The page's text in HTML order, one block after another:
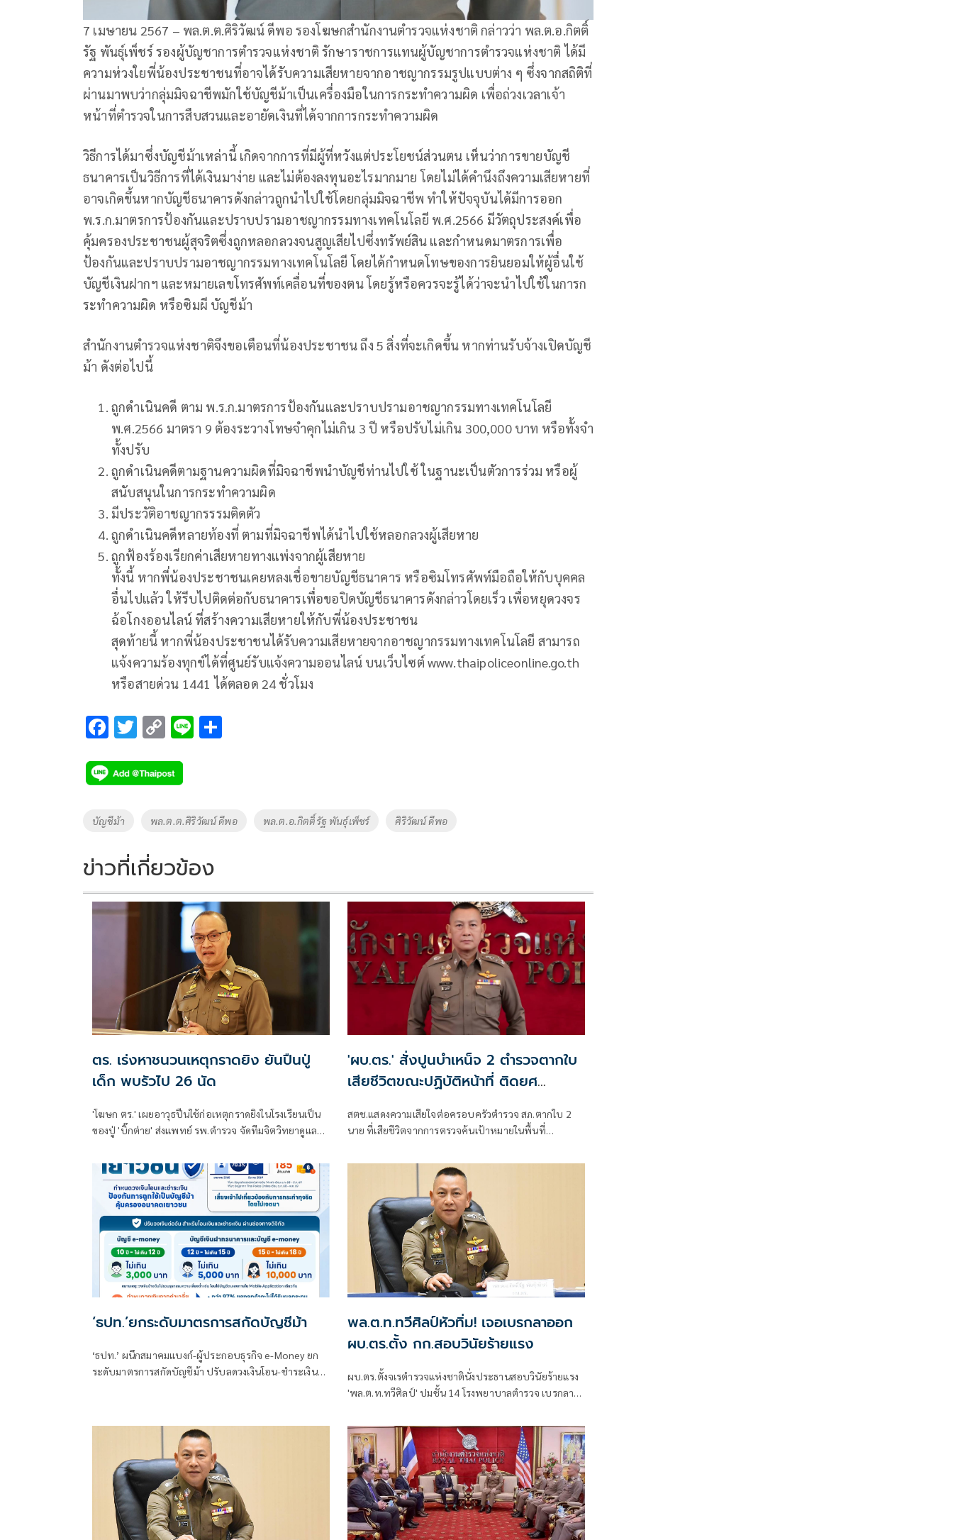
7 เมษายน 2567 – พล.ต.ต.ศิริวัฒน์ ดีพอ รองโฆษกสำนักงานตำรวจแห่งชาติ กล่าวว่า พล.ต.อ.กิตติ์
รัฐ พันธุ์เพ็ชร์ รองผู้บัญชาการตำรวจแห่งชาติ รักษาราชการแทนผู้บัญชาการตำรวจแห่งชาติ ได้มี
ความห่วงใยพี่น้องประชาชนที่อาจได้รับความเสียหายจากอาชญากรรมรูปแบบต่าง ๆ ซึ่งจากสถิติที่
ผ่านมาพบว่ากลุ่มมิจฉาชีพมักใช้บัญชีม้าเป็นเครื่องมือในการกระทำความผิด เพื่อถ่วงเวลาเจ้า
หน้าที่ตำรวจในการสืบสวนและอายัดเงินที่ได้จากการกระทำความผิด
วิธีการได้มาซึ่งบัญชีม้าเหล่านี้ เกิดจากการที่มีผู้ที่หวังแต่ประโยชน์ส่วนตน เห็นว่าการขายบัญชี
ธนาคารเป็นวิธีการที่ได้เงินมาง่าย และไม่ต้องลงทุนอะไรมากมาย โดยไม่ได้คำนึงถึงความเสียหายที่
อาจเกิดขึ้นหากบัญชีธนาคารดังกล่าวถูกนำไปใช้โดยกลุ่มมิจฉาชีพ ทำให้ปัจจุบันได้มีการออก
พ.ร.ก.มาตรการป้องกันและปราบปรามอาชญากรรมทางเทคโนโลยี พ.ศ.2566 มีวัตถุประสงค์เพื่อ
คุ้มครองประชาชนผู้สุจริตซึ่งถูกหลอกลวงจนสูญเสียไปซึ่งทรัพย์สิน และกำหนดมาตรการเพื่อ
ป้องกันและปราบปรามอาชญากรรมทางเทคโนโลยี โดยได้กำหนดโทษของการยินยอมให้ผู้อื่นใช้
บัญชีเงินฝากฯ และหมายเลขโทรศัพท์เคลื่อนที่ของตน โดยรู้หรือควรจะรู้ได้ว่าจะนำไปใช้ในการก
ระทำความผิด หรือซิมผี บัญชีม้า
สำนักงานตำรวจแห่งชาติจึงขอเตือนที่น้องประชาชน ถึง 5 สิ่งที่จะเกิดขึ้น หากท่านรับจ้างเปิดบัญชี
ม้า ดังต่อไปนี้
ถูกดำเนินคดี ตาม พ.ร.ก.มาตรการป้องกันและปราบปรามอาชญากรรมทางเทคโนโลยี
พ.ศ.2566 มาตรา 9 ต้องระวางโทษจำคุกไม่เกิน 3 ปี หรือปรับไม่เกิน 300,000 บาท หรือทั้งจำ
ทั้งปรับ
ถูกดำเนินคดีตามฐานความผิดที่มิจฉาชีพนำบัญชีท่านไปใช้ ในฐานะเป็นตัวการร่วม หรือผู้
สนับสนุนในการกระทำความผิด
มีประวัติอาชญากรรรมติดตัว
ถูกดำเนินคดีหลายท้องที่ ตามที่มิจฉาชีพได้นำไปใช้หลอกลวงผู้เสียหาย
ถูกฟ้องร้องเรียกค่าเสียหายทางแพ่งจากผู้เสียหาย
ทั้งนี้ หากพี่น้องประชาชนเคยหลงเชื่อขายบัญชีธนาคาร หรือซิมโทรศัพท์มือถือให้กับบุคคล
อื่นไปแล้ว ให้รีบไปติดต่อกับธนาคารเพื่อขอปิดบัญชีธนาคารดังกล่าวโดยเร็ว เพื่อหยุดวงจร
ฉ้อโกงออนไลน์ ที่สร้างความเสียหายให้กับพี่น้องประชาชน
สุดท้ายนี้ หากพี่น้องประชาชนได้รับความเสียหายจากอาชญากรรมทางเทคโนโลยี สามารถ
แจ้งความร้องทุกข์ได้ที่ศูนย์รับแจ้งความออนไลน์ บนเว็บไซต์ www.thaipoliceonline.go.th
หรือสายด่วน 1441 ได้ตลอด 24 ชั่วโมง
F
e
b
o
k
T
tt
er
C
p
y
Li
k
Li
Tags
บัญชีม้า พล.ต.ต.ศิริวัฒน์ ดีพอ พล.ต.อ.กิตติ์รัฐ พันธุ์เพ็ชร์ ศิริวัฒน์ ดีพอ
ข่าวที่เกี่ยวข้อง
ตร. เร่งหาชนวนเหตุกราดยิง ยันปืนปู่
เด็ก พบรัวไป 26 นัด
'โฆษก ตร.' เผยอาวุธปืนใช้ก่อเหตุกราดยิงในโรงเรียนเป็น
ของปู่ 'บิ๊กต่าย' ส่งแพทย์ รพ.ตำรวจ จัดทีมจิตวิทยาดูแล
'ผบ.ตร.' สั่งปูนบำเหน็จ 2 ตำรวจตากใบ
เสียชีวิตขณะปฏิบัติหน้าที่ ติดยศ
สตช.แสดงความเสียใจต่อครอบครัวตำรวจ สภ.ตากใบ 2
นาย ที่เสียชีวิตจากการตรวจค้นเป้าหมายในพื้นที่
4 ตำรวจที่บาดเจ็บจากเหตุดังกล่าว
‘ธปท.’ยกระดับมาตรการสกัดบัญชีม้า
‘ธปท.’ ผนึกสมาคมแบงก์-ผู้ประกอบธุรกิจ e-Money ยก
ระดับมาตรการสกัดบัญชีม้า ปรับลดวงเงินโอน-ชำระเงิน
พล.ต.ท.ทวีศิลป์หัวทิ่ม! เจอเบรกลาออก
ผบ.ตร.ตั้ง กก.สอบวินัยร้ายแรง
ผบ.ตร.ตั้งจเรตำรวจแห่งชาตินั่งประธานสอบวินัยร้ายแรง
'พล.ต.ท.ทวีศิลป์' ปมชั้น 14 โรงพยาบาลตำรวจ เบรกลา